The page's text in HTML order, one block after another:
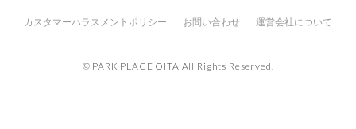
カスタマーハラスメントポリシー お問い合わせ 運営会社について
© PARK PLACE OITA All Rights Reserved.